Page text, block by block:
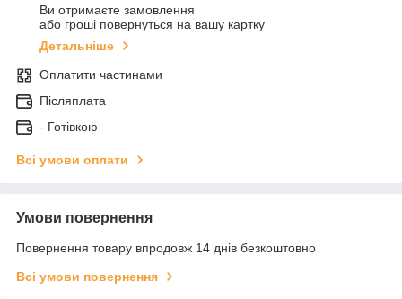
Ви отримаєте замовлення
або гроші повернуться на вашу картку
Детальніше
Оплатити частинами
Післяплата
- Готівкою
Всі умови оплати
Умови повернення
Повернення товару впродовж 14 днів безкоштовно
Всі умови повернення